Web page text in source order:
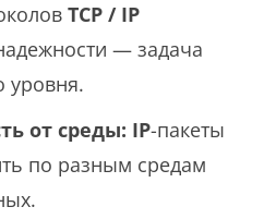
TCP / IP
— задача
уровня.
от среды: IP-пакеты
по разным средам